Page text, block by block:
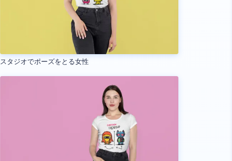
スタジオでポーズをとる女性